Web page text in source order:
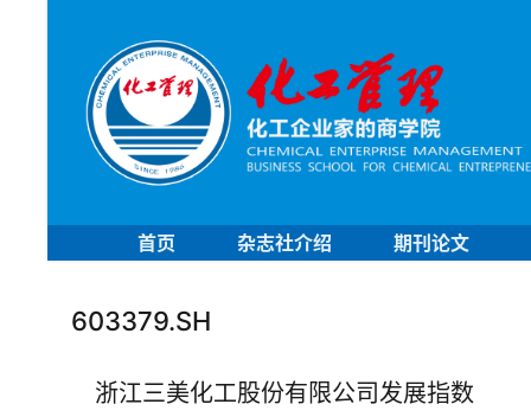
首页 杂志社介绍 期刊论文
603379.SH
浙江三美化工股份有限公司发展指数